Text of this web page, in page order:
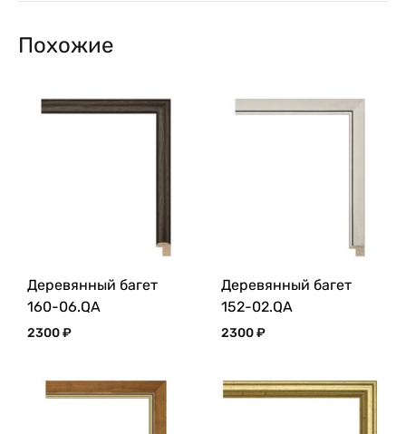
Похожие
Деревянный багет
160-06.QA
2300₽
Деревянный багет
152-02.QA
2300₽